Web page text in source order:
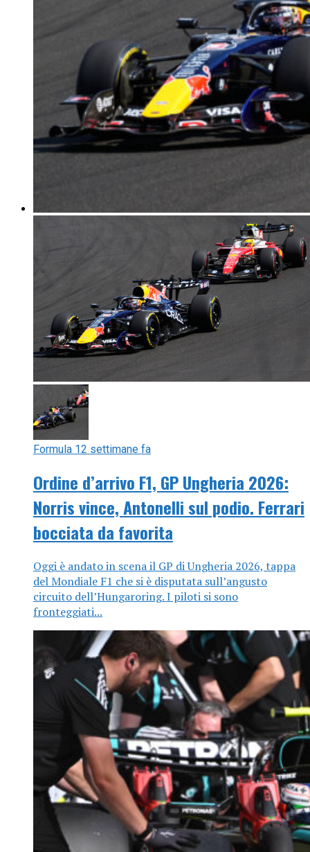
Formula 12 settimane fa
Ordine d’arrivo F1, GP Ungheria 2026:
Norris vince, Antonelli sul podio. Ferrari
bocciata da favorita
Oggi è andato in scena il GP di Ungheria 2026, tappa
del Mondiale F1 che si è disputata sull’angusto
circuito dell’Hungaroring. I piloti si sono
fronteggiati...